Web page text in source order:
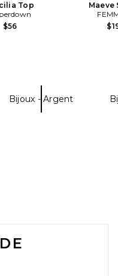
Top
$56
Maeve
Bijoux - Argent